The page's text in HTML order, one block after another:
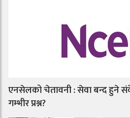
एनसेलको चेतावनी : सेवा बन्द हुने
गम्भीर प्रश्न?